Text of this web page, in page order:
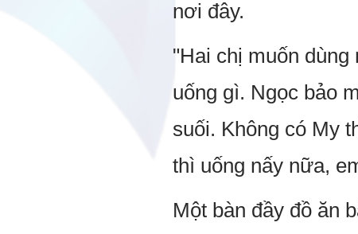
nơi đây.
"Hai chị muốn
uống gì. Ngọc bảo
suối. Không có My
thì uống nấy nữa,
Một bàn đầy đồ ăn